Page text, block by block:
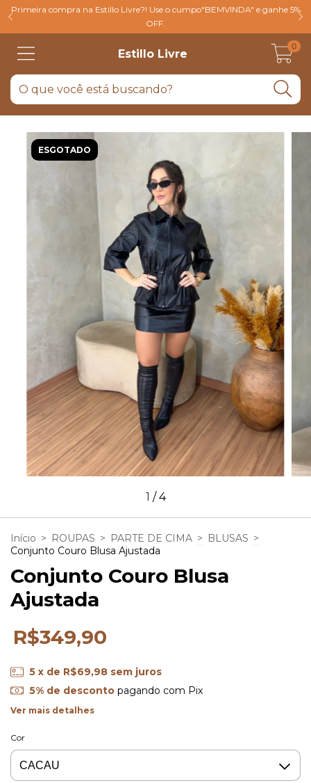
Primeira compra na Estillo Livre?! Use o cumpo"BEMVINDA" e ganhe 5%
OFF.
Estillo Livre
0
ESGOTADO
1 /4
Início > ROUPAS > PARTE DE CIMA > BLUSAS >
Conjunto Couro Blusa Ajustada
Conjunto Couro Blusa
Ajustada
R$349,90
5 x de R$69,98 sem juros
5% de descontopagando com Pix
Ver mais detalhes
Cor